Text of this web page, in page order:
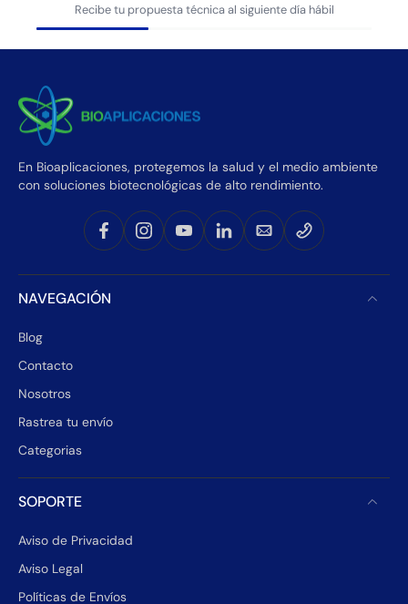
Recibe tu propuesta técnica al siguiente día hábil
En Bioaplicaciones, protegemos la salud y el medio ambiente
con soluciones biotecnológicas de alto rendimiento.
NAVEGACIÓN
Blog
Contacto
Nosotros
Rastrea tu envío
Categorias
SOPORTE
Aviso de Privacidad
Aviso Legal
Políticas de Envíos